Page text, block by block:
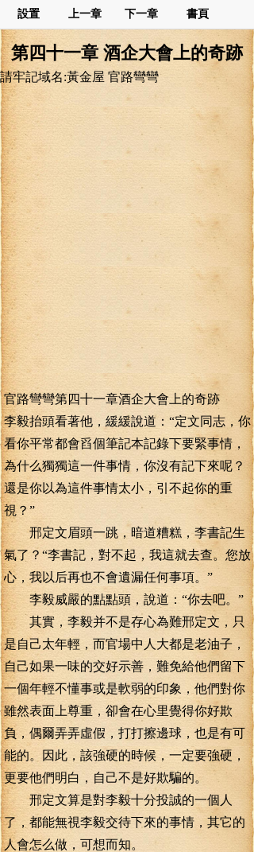
設置 上一章 下一章 書頁
第四十一章 酒企大會上的奇跡
請牢記域名:黃金屋 官路彎彎
官路彎彎第四十一章酒企大會上的奇跡
李毅抬頭看著他，緩緩說道：“定文同志，你
看你平常都會舀個筆記本記錄下要緊事情，
為什么獨獨這一件事情，你沒有記下來呢？
還是你以為這件事情太小，引不起你的重
視？”
邢定文眉頭一跳，暗道糟糕，李書記生
氣了？“李書記，對不起，我這就去查。您放
心，我以后再也不會遺漏任何事項。”
李毅威嚴的點點頭，說道：“你去吧。”
其實，李毅并不是存心為難邢定文，只
是自己太年輕，而官場中人大都是老油子，
自己如果一味的交好示善，難免給他們留下
一個年輕不懂事或是軟弱的印象，他們對你
雖然表面上尊重，卻會在心里覺得你好欺
負，偶爾弄弄虛假，打打擦邊球，也是有可
能的。因此，該強硬的時候，一定要強硬，
更要他們明白，自己不是好欺騙的。
邢定文算是對李毅十分投誠的一個人
了，都能無視李毅交待下來的事情，其它的
人會怎么做，可想而知。